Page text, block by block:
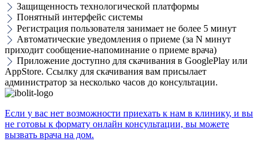
Защищенность технологической платформы
Понятный интерфейс системы
Регистрация пользователя занимает не более 5 минут
Автоматические уведомления о приеме (за N минут
приходит сообщение-напоминание о приеме врача)
Приложение доступно для скачивания в GooglePlay или
AppStore. Ссылку для скачивания вам присылает
администратор за несколько часов до консультации.
Если у вас нет возможности приехать к нам в клинику, и вы
не готовы к формату онлайн консультации, вы можете
вызвать врача на дом.